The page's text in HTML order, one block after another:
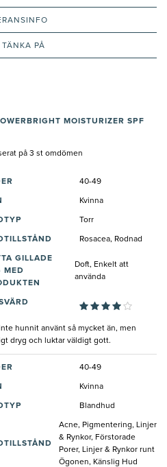
TÄNKA PÅ
MOISTURIZER SPF
på 3 st omdömen
40-49
Kvinna
Torr
Rosacea, Rodnad
GILLADE
MED
Doft, Enkelt att
använda
hunnit använt så mycket än, men
dryg och luktar väldigt gott.
40-49
Kvinna
Blandhud
Acne, Pigmentering, Linjer
& Rynkor, Förstorade
Porer, Linjer & Rynkor runt
Ögonen, Känslig Hud